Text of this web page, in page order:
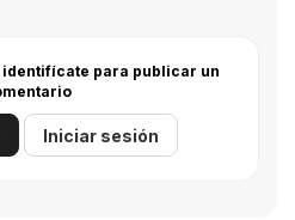
para publicar un
Iniciar sesión